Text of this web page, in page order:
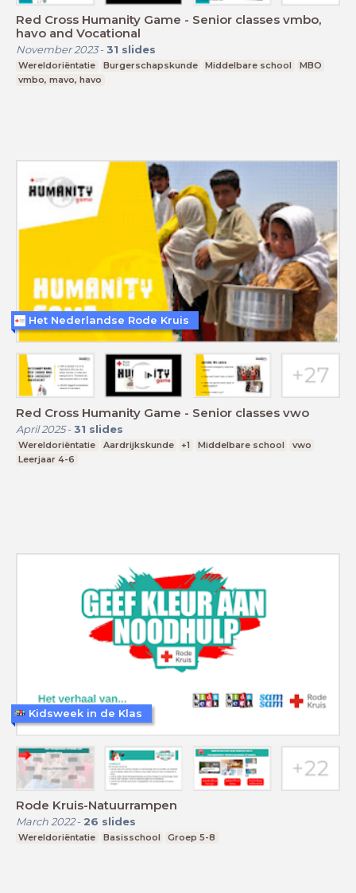
Red Cross Humanity Game - Senior classes vmbo,
havo and Vocational
November 2023- 31 slides
Wereldoriëntatie Burgerschapskunde Middelbare school
MBO
vmbo, mavo, havo
Red Cross Humanity Game - Senior classes vwo
April 2025- 31 slides
Wereldoriëntatie Aardrijkskunde +1 Middelbare school
vwo
Leerjaar 4-6
Het Nederlandse Rode Kruis
Rode Kruis-Natuurrampen
March 2022- 26 slides
Wereldoriëntatie Basisschool Groep 5-8
Kidsweek in de Klas